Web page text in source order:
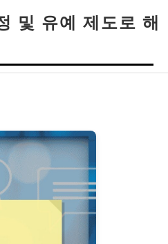
및 유예 제도로 해